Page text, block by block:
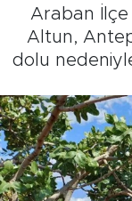
Araban İlçe
Altun, Antep
dolu